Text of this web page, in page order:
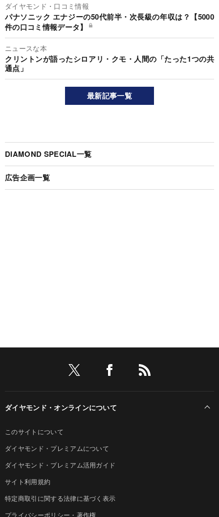
ダイヤモンド・口コミ情報
パナソニック エナジーの50代前半・次長級の年収は？【5000
件の口コミ情報データ】
ニュースな本
クリントンが語ったシロアリ・クモ・人間の「たった1つの共
通点」
最新記事一覧
DIAMOND SPECIAL一覧
広告企画一覧
ダイヤモンド・オンラインについて
このサイトについて
ダイヤモンド・プレミアムについて
ダイヤモンド・プレミアム活用ガイド
サイト利用規約
特定商取引に関する法律に基づく表示
プライバシーポリシー・著作権